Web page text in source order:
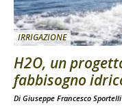
IRRIGAZIONE
H2O, un
fabbisogno
Di Giuseppe Francesco Sportelli